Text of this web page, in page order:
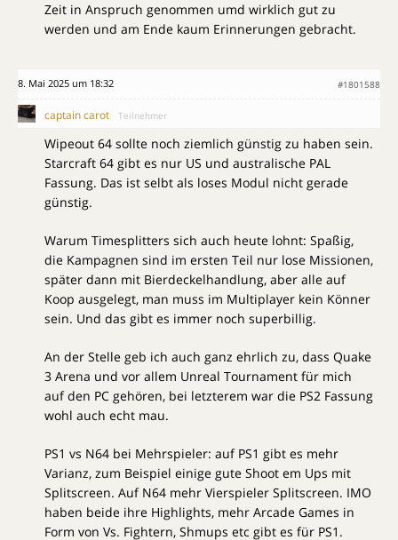
Zeit in Anspruch genommen umd wirklich gut zu
werden und am Ende kaum Erinnerungen gebracht.
8. Mai 2025 um 18:32 #1801588
captain carot Teilnehmer
Wipeout 64 sollte noch ziemlich günstig zu haben sein.
Starcraft 64 gibt es nur US und australische PAL
Fassung. Das ist selbt als loses Modul nicht gerade
günstig.
Warum Timesplitters sich auch heute lohnt: Spaßig,
die Kampagnen sind im ersten Teil nur lose Missionen,
später dann mit Bierdeckelhandlung, aber alle auf
Koop ausgelegt, man muss im Multiplayer kein Könner
sein. Und das gibt es immer noch superbillig.
An der Stelle geb ich auch ganz ehrlich zu, dass Quake
3 Arena und vor allem Unreal Tournament für mich
auf den PC gehören, bei letzterem war die PS2 Fassung
wohl auch echt mau.
PS1 vs N64 bei Mehrspieler: auf PS1 gibt es mehr
Varianz, zum Beispiel einige gute Shoot em Ups mit
Splitscreen. Auf N64 mehr Vierspieler Splitscreen. IMO
haben beide ihre Highlights, mehr Arcade Games in
Form von Vs. Fightern, Shmups etc gibt es für PS1.